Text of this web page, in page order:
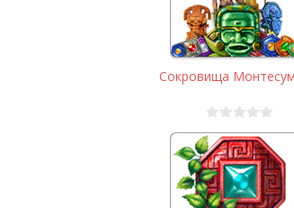
Сокровища